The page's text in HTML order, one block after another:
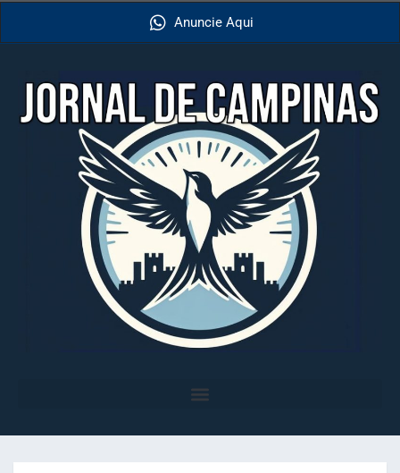
Anuncie Aqui